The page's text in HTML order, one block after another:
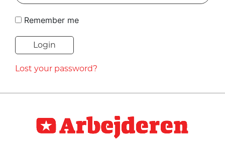
TIL
NAVNE
HISTORIE
TEORI
Remember me
Lost your password?